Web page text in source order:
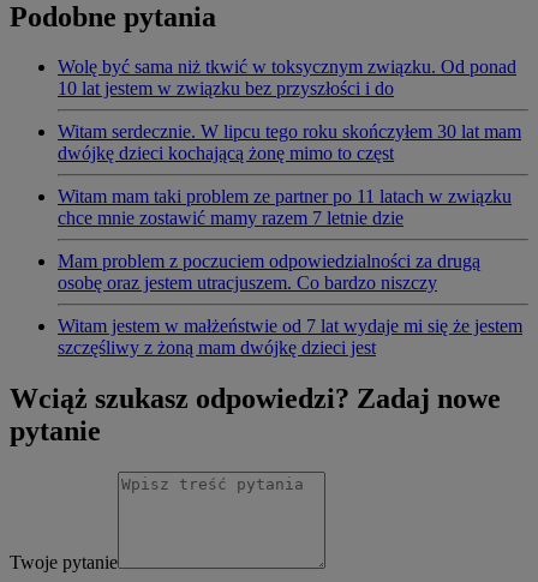
Podobne pytania
Wolę być sama niż tkwić w toksycznym związku. Od ponad
10 lat jestem w związku bez przyszłości i do
Witam serdecznie. W lipcu tego roku skończyłem 30 lat mam
dwójkę dzieci kochającą żonę mimo to częst
Witam mam taki problem ze partner po 11 latach w związku
chce mnie zostawić mamy razem 7 letnie dzie
Mam problem z poczuciem odpowiedzialności za drugą
osobę oraz jestem utracjuszem. Co bardzo niszczy
Witam jestem w małżeństwie od 7 lat wydaje mi się że jestem
szczęśliwy z żoną mam dwójkę dzieci jest
Wciąż szukasz odpowiedzi? Zadaj nowe
pytanie
Twoje pytanie